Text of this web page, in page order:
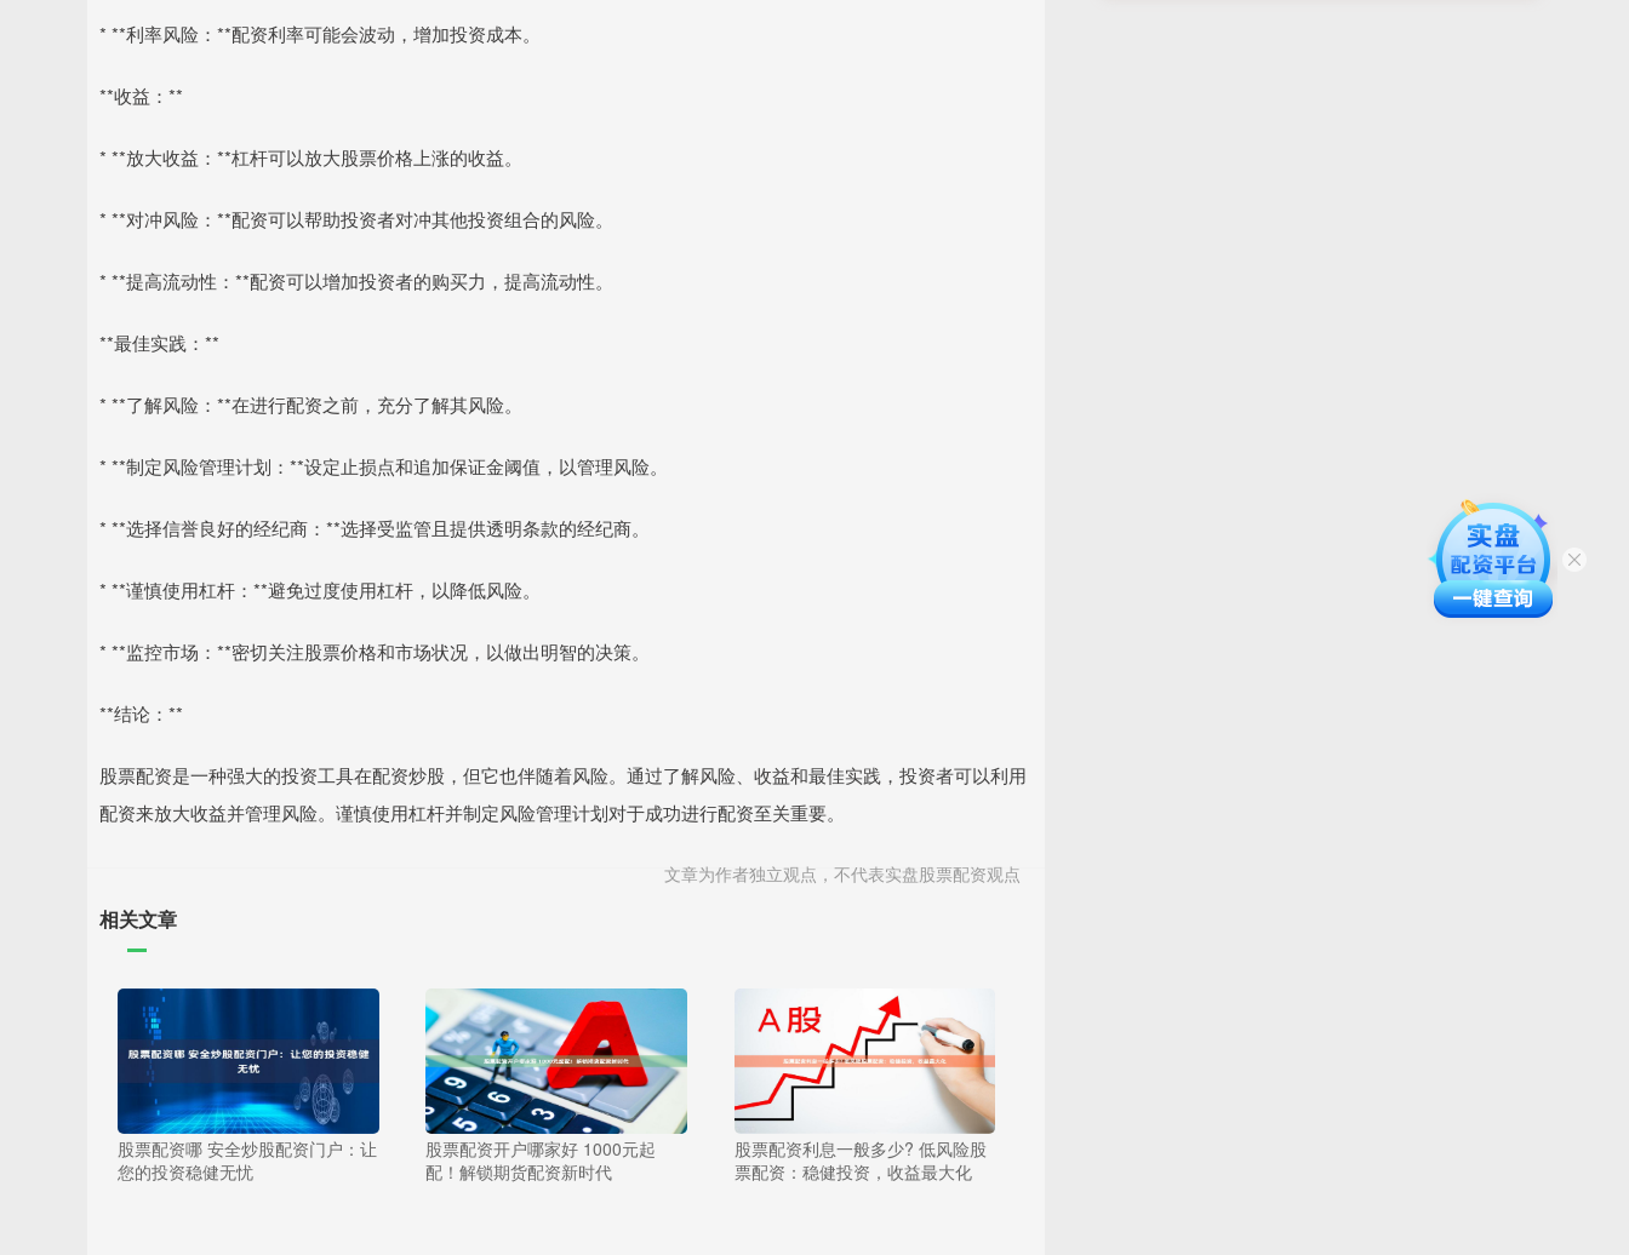
* **利率风险：**配资利率可能会波动，增加投资成本。
**收益：**
* **放大收益：**杠杆可以放大股票价格上涨的收益。
* **对冲风险：**配资可以帮助投资者对冲其他投资组合的风险。
* **提高流动性：**配资可以增加投资者的购买力，提高流动性。
**最佳实践：**
* **了解风险：**在进行配资之前，充分了解其风险。
* **制定风险管理计划：**设定止损点和追加保证金阈值，以管理风险。
* **选择信誉良好的经纪商：**选择受监管且提供透明条款的经纪商。
* **谨慎使用杠杆：**避免过度使用杠杆，以降低风险。
* **监控市场：**密切关注股票价格和市场状况，以做出明智的决策。
**结论：**
股票配资是一种强大的投资工具在配资炒股，但它也伴随着风险。通过了解风险、收益和最佳实践，投资者可以利用
配资来放大收益并管理风险。谨慎使用杠杆并制定风险管理计划对于成功进行配资至关重要。
文章为作者独立观点，不代表实盘股票配资观点
相关文章
股票配资哪 安全炒股配资门户：让
您的投资稳健无忧
股票配资开户哪家好 1000元起
配！解锁期货配资新时代
股票配资利息一般多少? 低风险股
票配资：稳健投资，收益最大化